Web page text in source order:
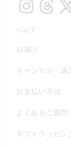
ヘルプ
お届け
キャンセル・返
お支払い方法
よくあるご質問
ギフトラッピン